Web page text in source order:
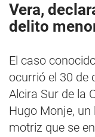
Vera,
delito
El caso
ocurrió el 30 de
Alcira Sur de la
Hugo Monje,
motriz que se